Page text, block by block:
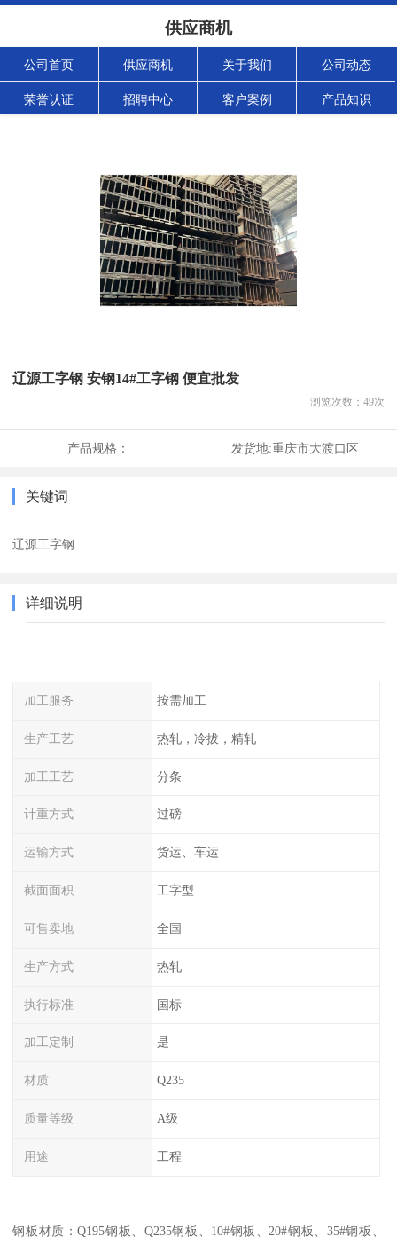
供应商机
公司首页 供应商机 关于我们 公司动态
荣誉认证 招聘中心 客户案例 产品知识
辽源工字钢 安钢14#工字钢 便宜批发
浏览次数： 49次
产品规格： 发货地:重庆市大渡口区
关键词
辽源工字钢
详细说明
加工服务 按需加工
生产工艺 热轧，冷拔，精轧
加工工艺 分条
计重方式 过磅
运输方式 货运、车运
截面面积 工字型
可售卖地 全国
生产方式 热轧
执行标准 国标
加工定制 是
材质 Q235
质量等级 A级
用途 工程
钢板材质：Q195钢板、Q235钢板、10#钢板、20#钢板、35#钢板、